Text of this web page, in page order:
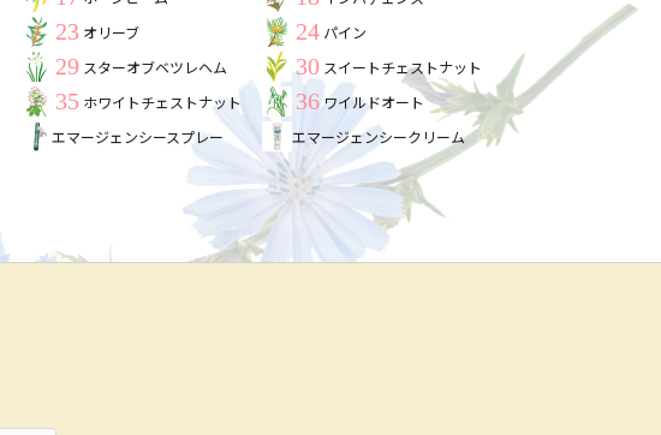
23 オリーブ 24 パイン
29 スターオブベツレヘム 30 スイートチェストナット
35 ホワイトチェストナット 36ワイルドオート
エマージェンシースプレー エマージェンシークリーム